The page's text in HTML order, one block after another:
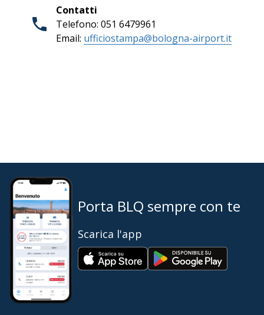
Contatti
Telefono: 051 6479961
Email: ufficiostampa@bologna-airport.it
Porta BLQ sempre con te
Scarica l'app